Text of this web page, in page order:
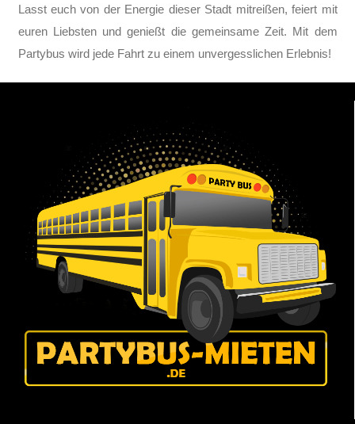
Lasst euch von der Energie dieser Stadt mitreißen, feiert mit
euren Liebsten und genießt die gemeinsame Zeit. Mit dem
Partybus wird jede Fahrt zu einem unvergesslichen Erlebnis!